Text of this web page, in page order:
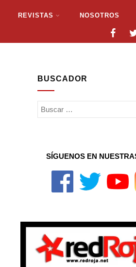
REVISTAS NOSOTROS
BUSCADOR
SÍGUENOS EN